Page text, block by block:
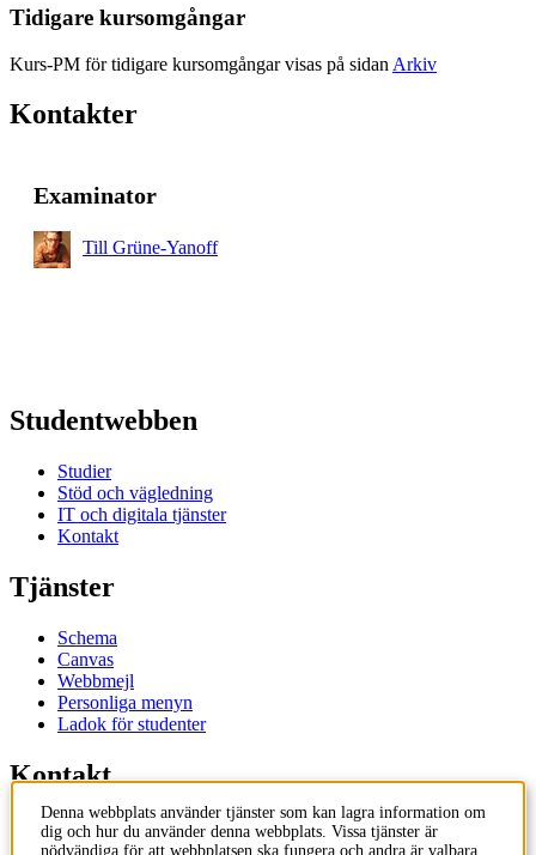
Tidigare kursomgångar
Kurs-PM för tidigare kursomgångar visas på sidan Arkiv
Kontakter
Examinator
Till Grüne-Yanoff
Studentwebben
Studier
Stöd och vägledning
IT och digitala tjänster
Kontakt
Tjänster
Schema
Canvas
Webbmejl
Personliga menyn
Ladok för studenter
Kontakt
Kontakta utbildningsprogram
Kontakta kurs
Denna webbplats använder tjänster som kan lagra information om
dig och hur du använder denna webbplats. Vissa tjänster är
nödvändiga för att webbplatsen ska fungera och andra är valbara.